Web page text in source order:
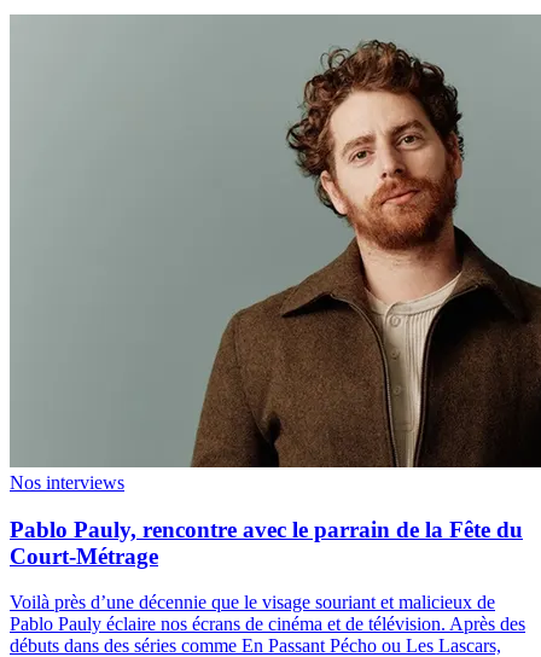
Nos interviews
Pablo Pauly, rencontre avec le parrain de la Fête du
Court-Métrage
Voilà près d’une décennie que le visage souriant et malicieux de
Pablo Pauly éclaire nos écrans de cinéma et de télévision. Après des
débuts dans des séries comme En Passant Pécho ou Les Lascars,